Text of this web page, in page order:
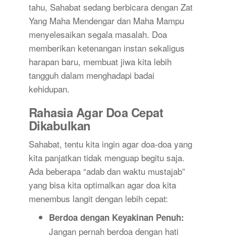
tahu, Sahabat sedang berbicara dengan Zat
Yang Maha Mendengar dan Maha Mampu
menyelesaikan segala masalah. Doa
memberikan ketenangan instan sekaligus
harapan baru, membuat jiwa kita lebih
tangguh dalam menghadapi badai
kehidupan.
Rahasia Agar Doa Cepat
Dikabulkan
Sahabat, tentu kita ingin agar doa-doa yang
kita panjatkan tidak menguap begitu saja.
Ada beberapa “adab dan waktu mustajab”
yang bisa kita optimalkan agar doa kita
menembus langit dengan lebih cepat:
Berdoa dengan Keyakinan Penuh:
Jangan pernah berdoa dengan hati